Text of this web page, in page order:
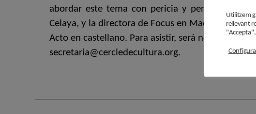
abordar este tema con pericia y perspectiva
Celaya, y la directora de Focus en Madrid, Lorena
Acto en castellano. Para asistir, será necesaria
secretaria@cercledecultura.org.
Utilitzem
rellevant
"Accepta",